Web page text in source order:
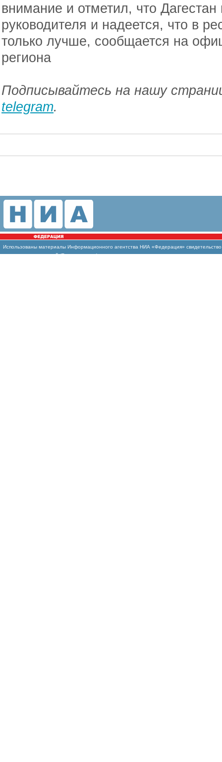
внимание и отметил, что
руководителя и надеется, что в
только лучше, сообщается на
региона
Подписывайтесь на нашу
telegram.
Использованы материалы Информационного агентства НИА «Федерация»
массовых коммуникаций (Роскомнадзор)